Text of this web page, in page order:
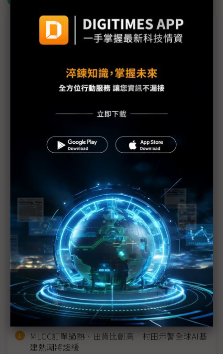
議題精選－佳世達艦隊氫能處女航
無人機聯盟半年擴大3倍 台廠抱團拚國際訂單
法規鬆綁及AI助攻 ICT搶入智慧/遠距醫療產業鏈
佳世達艦隊在日本：「拍檔」投資Cresson 從樂園
「毛利不到30%不要做」 陳其宏曝醫療事業獲利秘
佳世達陳其宏：健康產業商機龐大 但要用對方法
智慧醫療台灣仍大有可為 模組到解方處處有台廠身
影
近７天熱門報導
MLCC訂單過熱、出貨比創高 村田示警全球AI基
建熱潮將趨緩